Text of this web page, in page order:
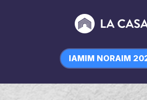
IAMIM NORAIM